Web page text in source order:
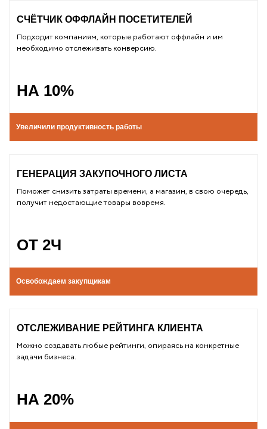
СЧЁТЧИК ОФФЛАЙН ПОСЕТИТЕЛЕЙ
Подходит компаниям, которые работают оффлайн и им
необходимо отслеживать конверсию.
НА 10%
Увеличили продуктивность работы
ГЕНЕРАЦИЯ ЗАКУПОЧНОГО ЛИСТА
Поможет снизить затраты времени, а магазин, в свою очередь,
получит недостающие товары вовремя.
ОТ 2Ч
Освобождаем закупщикам
ОТСЛЕЖИВАНИЕ РЕЙТИНГА КЛИЕНТА
Можно создавать любые рейтинги, опираясь на конкретные
задачи бизнеса.
НА 20%